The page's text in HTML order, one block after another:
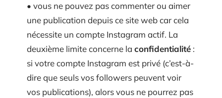
• vous ne pouvez pas commenter ou aimer
une publication depuis ce site web car cela
nécessite un compte Instagram actif. La
deuxième limite concerne la confidentialité :
si votre compte Instagram est privé (c’est-à-
dire que seuls vos followers peuvent voir
vos publications), alors vous ne pourrez pas